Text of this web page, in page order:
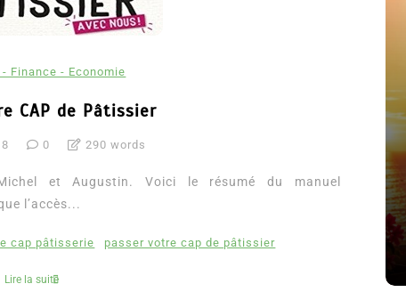
- Finance - Economie
CAP de Pâtissier
0 290 words
et Augustin. Voici le résumé du manuel
l’accès...
cap pâtisserie passer votre cap de pâtissier
Lire la suite
8 Juil 2026 0 4 779 words